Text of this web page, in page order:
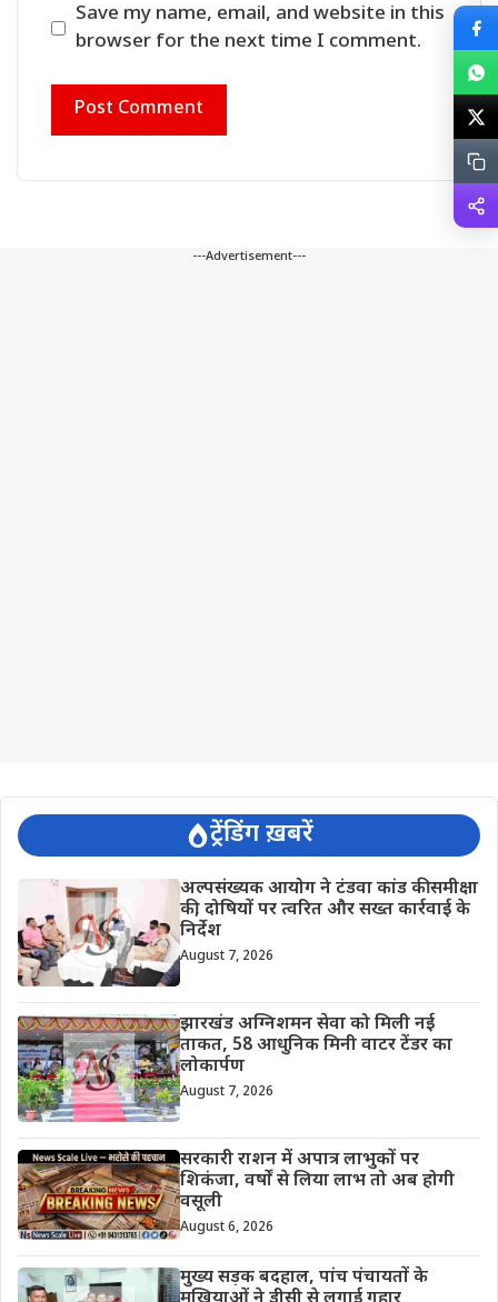
Save my name, email, and website in this
browser for the next time I comment.
---Advertisement---
ट्रेंडिंग ख़बरें
अल्पसंख्यक आयोग ने टंडवा कांड की समीक्षा
की, दोषियों पर त्वरित और सख्त कार्रवाई के
निर्देश
August 7, 2026
झारखंड अग्निशमन सेवा को मिली नई
ताकत, 58 आधुनिक मिनी वाटर टेंडर का
लोकार्पण
August 7, 2026
सरकारी राशन में अपात्र लाभुकों पर
शिकंजा, वर्षों से लिया लाभ तो अब होगी
वसूली
August 6, 2026
मुख्य सड़क बदहाल, पांच पंचायतों के